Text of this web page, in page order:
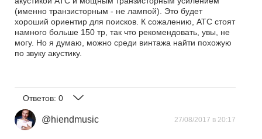
(именно транзисторным - не лампой). Это будет
хороший ориентир для поисков. К сожалению, ATC стоят
намного больше 150 тр, так что рекомендовать, увы, не
могу. Но я думаю, можно среди винтажа найти похожую
по звуку акустику.
Ответов: 0
@hiendmusic 27/08/2017 в 20:17